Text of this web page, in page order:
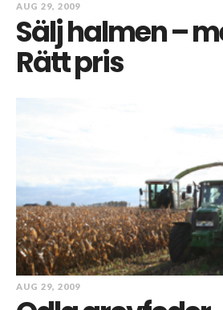
AUG 29, 2009
Sälj halmen –
Rätt pris
AUG 29, 2009